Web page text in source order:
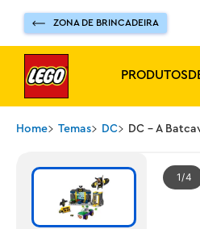
ZONA DE BRINCADEIRA
PRODUTOS
Home Temas DC DC - A
1 4